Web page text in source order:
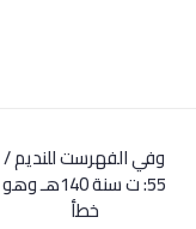
وفي الفهرست للنديم /
55: ت سنة 140هـ وهو
خطأ